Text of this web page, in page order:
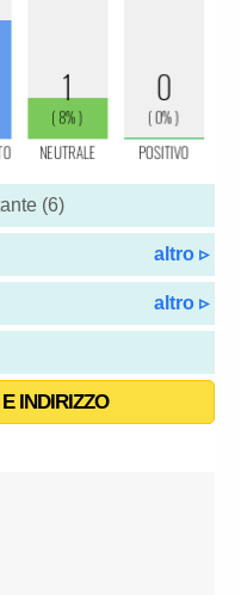
(6)
altro ▹
altro ▹
INDIRIZZO